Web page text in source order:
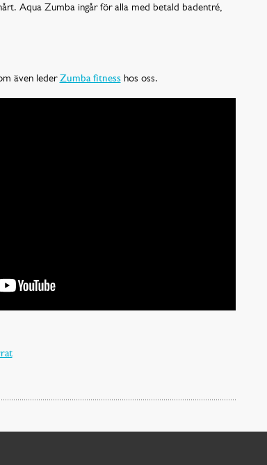
Aqua Zumba ingår för alla med betald badentré,
även lederZumba fitnesshos oss.